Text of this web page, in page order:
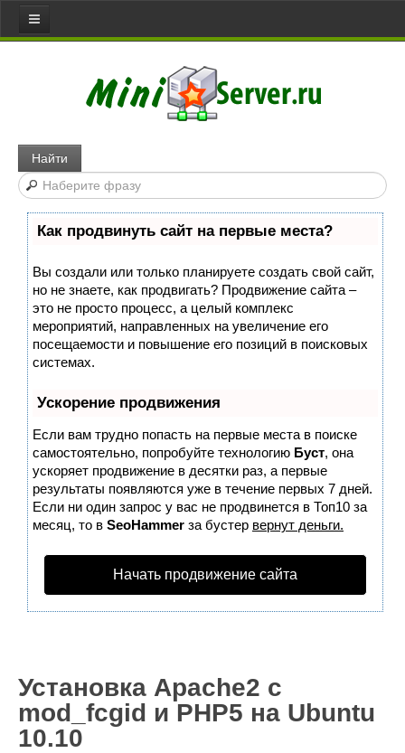
Найти
Как продвинуть сайт на первые места?
Вы создали или только планируете создать свой сайт,
но не знаете, как продвигать? Продвижение сайта –
это не просто процесс, а целый комплекс
мероприятий, направленных на увеличение его
посещаемости и повышение его позиций в поисковых
системах.
Ускорение продвижения
Если вам трудно попасть на первые места в поиске
самостоятельно, попробуйте технологию Буст, она
ускоряет продвижение в десятки раз, а первые
результаты появляются уже в течение первых 7 дней.
Если ни один запрос у вас не продвинется в Топ10 за
месяц, то в SeoHammer за бустер вернут деньги.
Начать продвижение сайта
Web server
Игровой сервер
Медиа сервер
Файловый сервер
Сервер доступа
Коммуникативный сервер
Примеры серверов
Сайты
Joomla
Wordpress
HTML 5
Общее
FAQ
Программы
Оборудование
Операционные системы
Из жизни mini Server
В интернете
Разное
Установка Apache2 с
mod_fcgid и PHP5 на Ubuntu
10.10